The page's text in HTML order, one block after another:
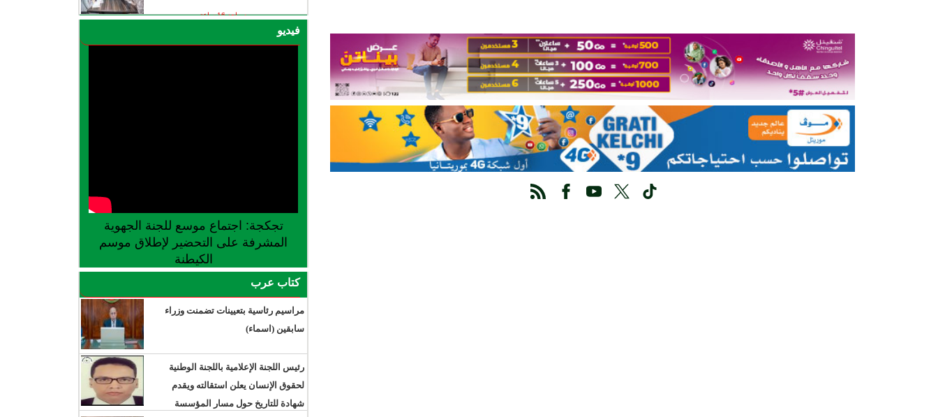
يوم واحد 16 ساعة
فيديو
تجكجة: اجتماع موسع للجنة الجهوية
المشرفة على التحضير لإطلاق موسم
الكيطنة
كتاب عرب
مراسيم رئاسية بتعيينات تضمنت وزراء
سابقين (اسماء)
رئيس اللجنة الإعلامية باللجنة الوطنية
لحقوق الإنسان يعلن استقالته ويقدم
شهادة للتاريخ حول مسار المؤسسة